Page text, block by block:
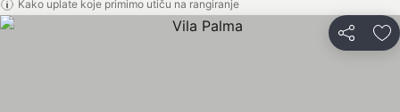
Kako uplate koje primimo utiču na rangiranje
Deli